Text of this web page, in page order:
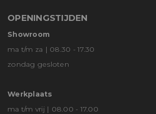
OPENINGSTIJDEN
Showroom
ma t/m za | 08.30 - 17.30
zondag gesloten
Werkplaats
ma t/m vrij | 08.00 - 17.00